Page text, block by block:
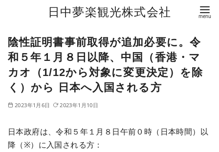
日中夢楽観光株式会社
陰性証明書事前取得が追加必要に。令
和５年１月８日以降、中国（香港・マ
カオ（1/12から対象に変更決定）を除
く）から 日本へ入国される方
2023年1月6日 2023年1月10日
日本政府は、令和５年１月８日午前０時（日本時間）以
降（※）に入国される方：